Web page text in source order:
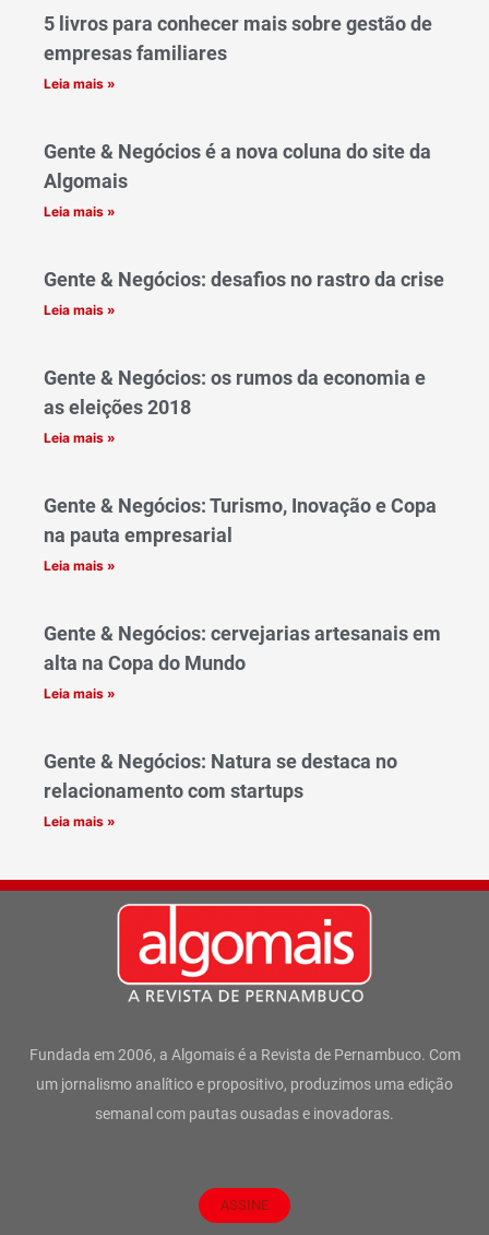
5 livros para conhecer mais sobre gestão de
empresas familiares
Leia mais »
Gente & Negócios é a nova coluna do site da
Algomais
Leia mais »
Gente & Negócios: desafios no rastro da crise
Leia mais »
Gente & Negócios: os rumos da economia e
as eleições 2018
Leia mais »
Gente & Negócios: Turismo, Inovação e Copa
na pauta empresarial
Leia mais »
Gente & Negócios: cervejarias artesanais em
alta na Copa do Mundo
Leia mais »
Gente & Negócios: Natura se destaca no
relacionamento com startups
Leia mais »
Fundada em 2006, a Algomais é a Revista de Pernambuco. Com
um jornalismo analítico e propositivo, produzimos uma edição
semanal com pautas ousadas e inovadoras.
ASSINE